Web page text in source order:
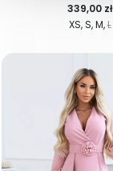
XS S M L
Cena
339,00 zł